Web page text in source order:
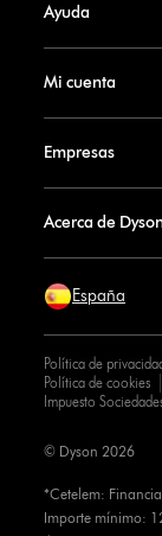
Ayuda
Mi cuenta
Empresas
Acerca de
España
Política de
Política de cookies
Impuesto
*Cetelem: Financia
Importe mínimo:
© Dyson 2026